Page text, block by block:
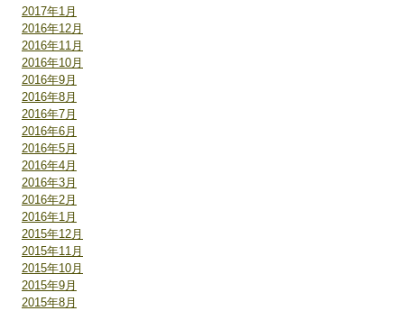
2017年1月
2016年12月
2016年11月
2016年10月
2016年9月
2016年8月
2016年7月
2016年6月
2016年5月
2016年4月
2016年3月
2016年2月
2016年1月
2015年12月
2015年11月
2015年10月
2015年9月
2015年8月